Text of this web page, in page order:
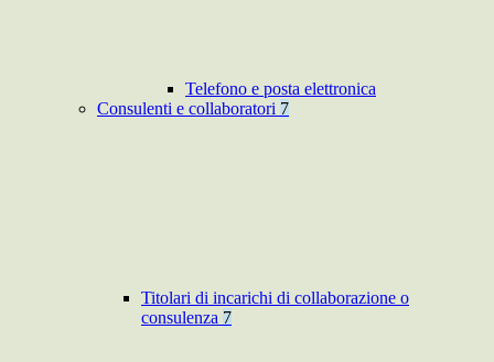
Telefono e posta elettronica
Consulenti e collaboratori 7
Titolari di incarichi di collaborazione o
consulenza 7